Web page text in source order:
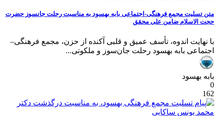
متن تسلیت مجمع فرهنگی-اجتماعی بابه بهسود به مناسبت رحلت جانسوز حضرت
حجت الاسلام ضامن علی محقق
با نهایت اندوه، تأسف عمیق و قلبی آکنده از حزن، مجمع فرهنگی–
اجتماعی بابه بهسود رحلت جان‌سوز و ملکوتی...
بابه بهسود
0
162